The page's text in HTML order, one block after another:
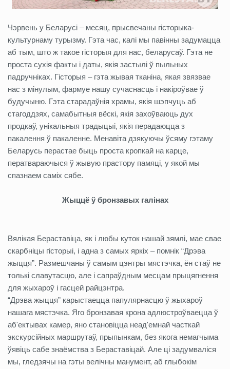
Чэрвень у Беларусі – месяц, прысвечаны гісторыка-
культурнаму турызму. Гэта час, калі мы павінны задумацца
аб тым, што ж такое гісторыя для нас, беларусаў. Гэта не
проста сухія факты і даты, якія застылі ў пыльных
падручніках. Гісторыя – гэта жывая тканіна, якая звязвае
нас з мінулым, фармуе нашу сучаснасць і накіроўвае ў
будучыню. Гэта старадаўнія храмы, якія шэпчуць аб
стагоддзях, самабытныя вёскі, якія захоўваюць дух
продкаў, унікальныя традыцыі, якія перадаюцца з
пакалення ў пакаленне. Менавіта дзякуючы ўсяму гэтаму
Беларусь перастае быць проста кропкай на карце,
ператвараючыся ў жывую прастору памяці, у якой мы
спазнаем саміх сябе.
Жыццё ў бронзавых галінах
Вялікая Бераставіца, як і любы куток нашай зямлі, мае свае
скарбніцы гісторыі, і адна з самых яркіх – помнік “Дрэва
жыцця”. Размешчаны ў самым цэнтры мястэчка, ён стаў не
толькі славутасцю, але і сапраўдным месцам прыцягнення
для жыхароў і гасцей райцэнтра.
“Дрэва жыцця” карыстаецца папулярнасцю ў жыхароў
нашага мястэчка. Яго бронзавая крона адлюстроўваецца ў
аб'ектывах камер, яно становіцца неад'емнай часткай
экскурсійных маршрутаў, прыпынкам, без якога немагчыма
ўявіць сабе знаёмства з Бераставіцай. Але ці задумваліся
мы, гледзячы на гэты велічны манумент, аб глыбокім